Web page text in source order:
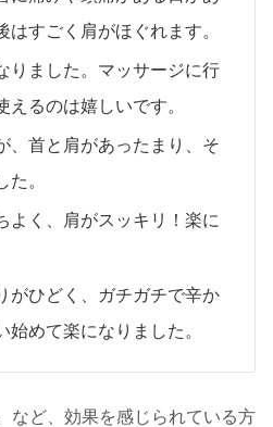
はすごく肩がほぐれます。
りました。マッサージに行
えるのは嬉しいです。
、首と肩があったまり、そ
た。
よく、肩がスッキリ！楽に
がひどく、ガチガチで辛か
始めて楽になりました。
など、効果を感じられている方